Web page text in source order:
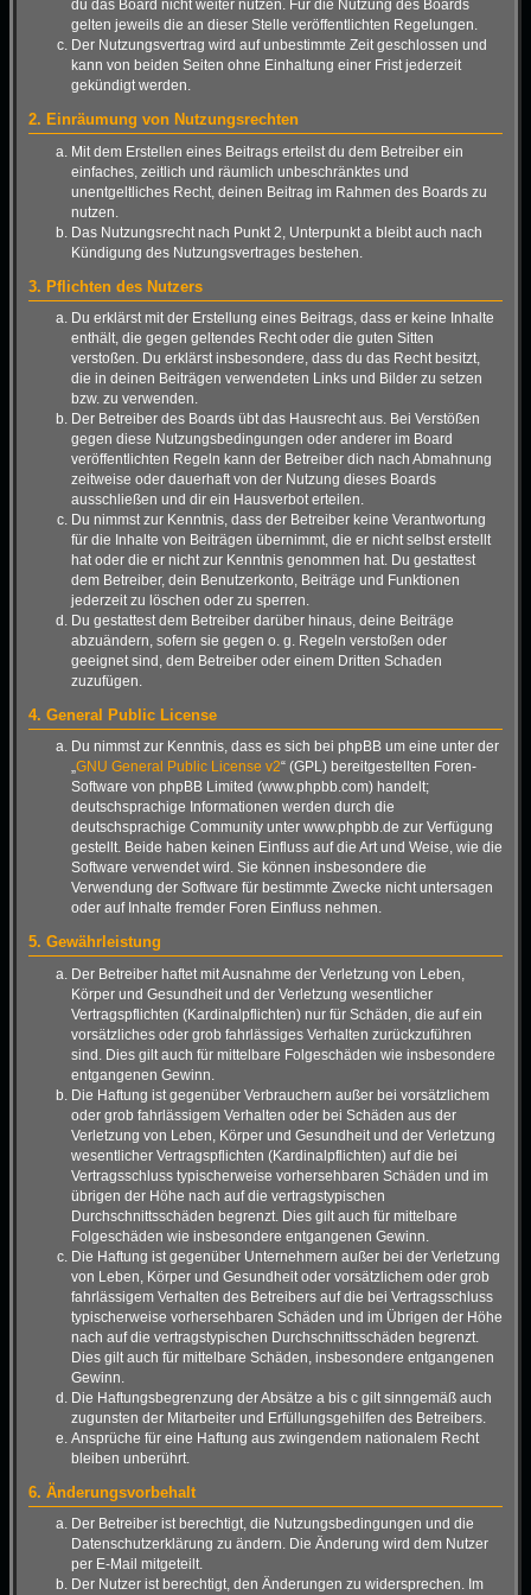
du das Board nicht weiter nutzen. Für die Nutzung des Boards
gelten jeweils die an dieser Stelle veröffentlichten Regelungen.
Der Nutzungsvertrag wird auf unbestimmte Zeit geschlossen und
kann von beiden Seiten ohne Einhaltung einer Frist jederzeit
gekündigt werden.
2. Einräumung von Nutzungsrechten
Mit dem Erstellen eines Beitrags erteilst du dem Betreiber ein
einfaches, zeitlich und räumlich unbeschränktes und
unentgeltliches Recht, deinen Beitrag im Rahmen des Boards zu
nutzen.
Das Nutzungsrecht nach Punkt 2, Unterpunkt a bleibt auch nach
Kündigung des Nutzungsvertrages bestehen.
3. Pflichten des Nutzers
Du erklärst mit der Erstellung eines Beitrags, dass er keine Inhalte
enthält, die gegen geltendes Recht oder die guten Sitten
verstoßen. Du erklärst insbesondere, dass du das Recht besitzt,
die in deinen Beiträgen verwendeten Links und Bilder zu setzen
bzw. zu verwenden.
Der Betreiber des Boards übt das Hausrecht aus. Bei Verstößen
gegen diese Nutzungsbedingungen oder anderer im Board
veröffentlichten Regeln kann der Betreiber dich nach Abmahnung
zeitweise oder dauerhaft von der Nutzung dieses Boards
ausschließen und dir ein Hausverbot erteilen.
Du nimmst zur Kenntnis, dass der Betreiber keine Verantwortung
für die Inhalte von Beiträgen übernimmt, die er nicht selbst erstellt
hat oder die er nicht zur Kenntnis genommen hat. Du gestattest
dem Betreiber, dein Benutzerkonto, Beiträge und Funktionen
jederzeit zu löschen oder zu sperren.
Du gestattest dem Betreiber darüber hinaus, deine Beiträge
abzuändern, sofern sie gegen o. g. Regeln verstoßen oder
geeignet sind, dem Betreiber oder einem Dritten Schaden
zuzufügen.
4. General Public License
Du nimmst zur Kenntnis, dass es sich bei phpBB um eine unter der
„GNU General Public License v2“ (GPL) bereitgestellten Foren-
Software von phpBB Limited (www.phpbb.com) handelt;
deutschsprachige Informationen werden durch die
deutschsprachige Community unter www.phpbb.de zur Verfügung
gestellt. Beide haben keinen Einfluss auf die Art und Weise, wie die
Software verwendet wird. Sie können insbesondere die
Verwendung der Software für bestimmte Zwecke nicht untersagen
oder auf Inhalte fremder Foren Einfluss nehmen.
5. Gewährleistung
Der Betreiber haftet mit Ausnahme der Verletzung von Leben,
Körper und Gesundheit und der Verletzung wesentlicher
Vertragspflichten (Kardinalpflichten) nur für Schäden, die auf ein
vorsätzliches oder grob fahrlässiges Verhalten zurückzuführen
sind. Dies gilt auch für mittelbare Folgeschäden wie insbesondere
entgangenen Gewinn.
Die Haftung ist gegenüber Verbrauchern außer bei vorsätzlichem
oder grob fahrlässigem Verhalten oder bei Schäden aus der
Verletzung von Leben, Körper und Gesundheit und der Verletzung
wesentlicher Vertragspflichten (Kardinalpflichten) auf die bei
Vertragsschluss typischerweise vorhersehbaren Schäden und im
übrigen der Höhe nach auf die vertragstypischen
Durchschnittsschäden begrenzt. Dies gilt auch für mittelbare
Folgeschäden wie insbesondere entgangenen Gewinn.
Die Haftung ist gegenüber Unternehmern außer bei der Verletzung
von Leben, Körper und Gesundheit oder vorsätzlichem oder grob
fahrlässigem Verhalten des Betreibers auf die bei Vertragsschluss
typischerweise vorhersehbaren Schäden und im Übrigen der Höhe
nach auf die vertragstypischen Durchschnittsschäden begrenzt.
Dies gilt auch für mittelbare Schäden, insbesondere entgangenen
Gewinn.
Die Haftungsbegrenzung der Absätze a bis c gilt sinngemäß auch
zugunsten der Mitarbeiter und Erfüllungsgehilfen des Betreibers.
Ansprüche für eine Haftung aus zwingendem nationalem Recht
bleiben unberührt.
6. Änderungsvorbehalt
Der Betreiber ist berechtigt, die Nutzungsbedingungen und die
Datenschutzerklärung zu ändern. Die Änderung wird dem Nutzer
per E-Mail mitgeteilt.
Der Nutzer ist berechtigt, den Änderungen zu widersprechen. Im